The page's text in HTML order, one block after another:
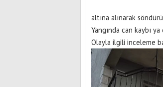
altına alınarak
Yangında can kaybı
Olayla ilgili inceleme